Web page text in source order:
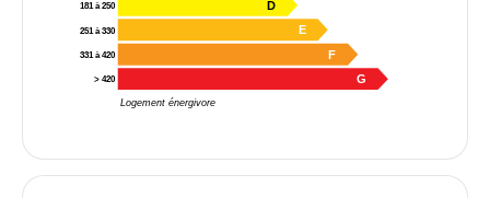
Logement énergivore
181 à 250 D
251 à 330 E
331 à 420 F
> 420 G